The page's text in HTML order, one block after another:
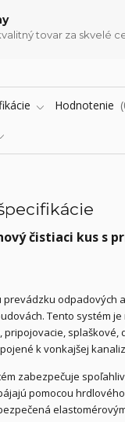
tovar za skvelé
Hodnotenie
čistiaci kus s
odpadových
Tento systém
splaškové,
k vonkajšej
zabezpečuje
pomocou